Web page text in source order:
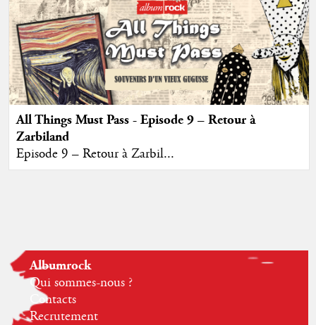
All Things Must Pass - Episode 9 – Retour à
Zarbiland
Episode 9 – Retour à Zarbil...
Albumrock
Qui sommes-nous ?
Contacts
Recrutement